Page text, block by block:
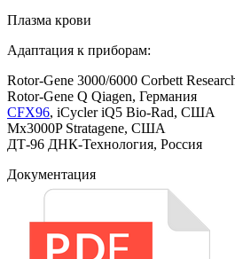
Плазма крови
Адаптация к приборам:
Rotor-Gene 3000/6000 Corbett
Rotor-Gene Q Qiagen, Германия
CFX96, iCycler iQ5 Bio-Rad, США
Mx3000P Stratagene, США
ДТ-96 ДНК-Технология, Россия
Документация